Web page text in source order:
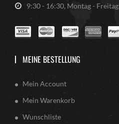
9:30 - 16:30, Montag - Freitag
MEINE BESTELLUNG
Mein Account
Mein Warenkorb
Wunschliste